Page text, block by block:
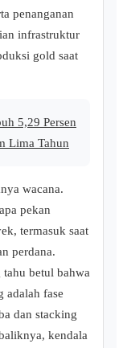
penanganan
infrastruktur
gold saat
5,29 Persen
Lima Tahun
wacana.
pekan
termasuk saat
perdana.
betul bahwa
adalah fase
dan stacking
kendala